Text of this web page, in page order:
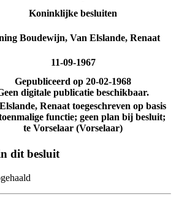
Koninklijke besluiten
Boudewijn, Van Elslande, Renaat
11-09-1967
Gepubliceerd op 20-02-1968
digitale publicatie beschikbaar.
Renaat toegeschreven op basis
functie; geen plan bij besluit;
te Vorselaar (Vorselaar)
dit besluit